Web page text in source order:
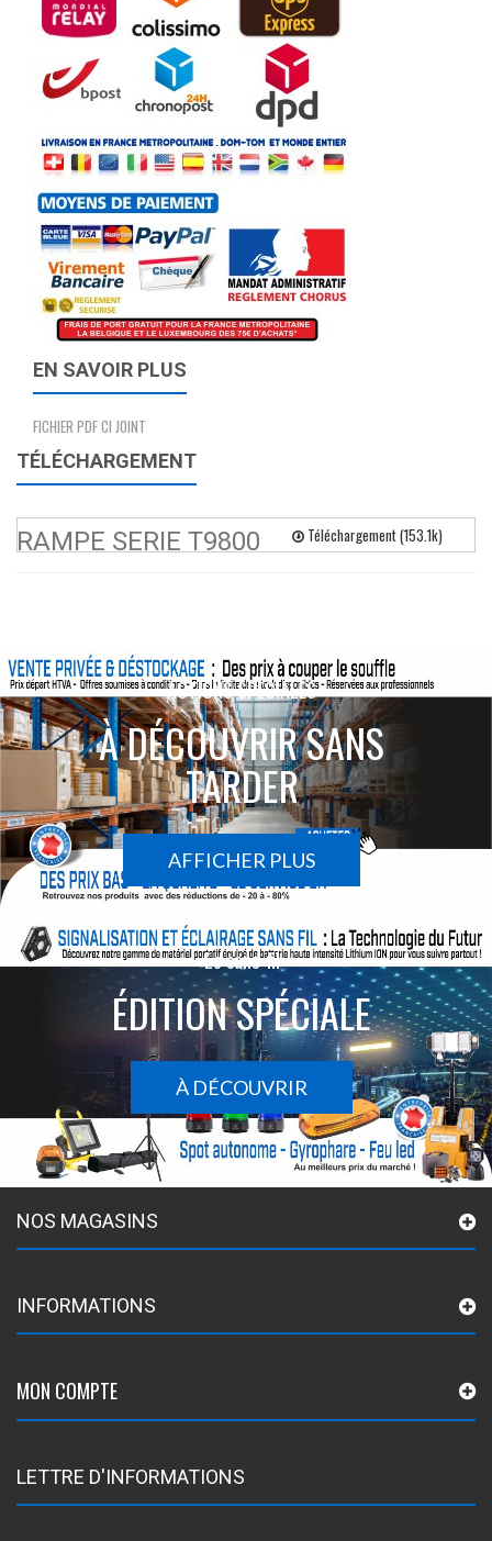
EN SAVOIR PLUS
FICHIER PDF CI JOINT
TÉLÉCHARGEMENT
RAMPE SERIE T9800 Téléchargement (153.1k)
ACTIONS SPÉCIALES
À DÉCOUVRIR SANS
TARDER
AFFICHER PLUS
Le sans-fil
ÉDITION SPÉCIALE
À DÉCOUVRIR
NOS MAGASINS
INFORMATIONS
MON COMPTE
LETTRE D'INFORMATIONS